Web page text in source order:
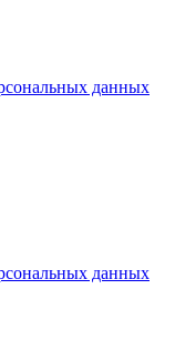
данных
данных